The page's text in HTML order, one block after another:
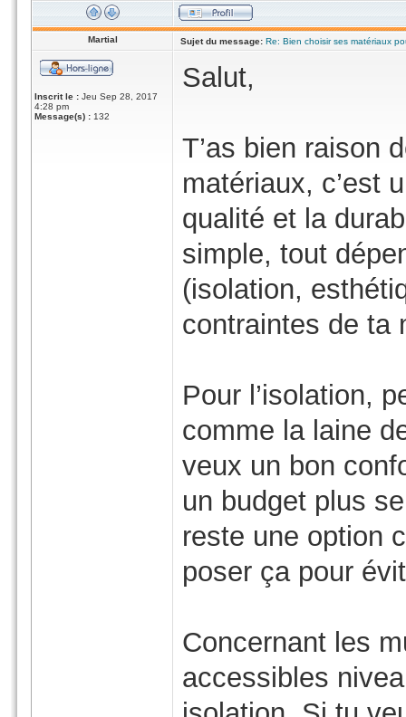
Martial Sujet du message: Re: Bien choisir ses matériaux
Inscrit le : Jeu Sep 28, 2017
4:28 pm
Message(s) : 132
Salut,
T’as bien raison
matériaux, c’est
qualité et la
simple, tout
(isolation,
contraintes de ta
Pour l’isolation,
comme la laine
veux un bon
un budget plus
reste une option
poser ça pour
Concernant les
accessibles